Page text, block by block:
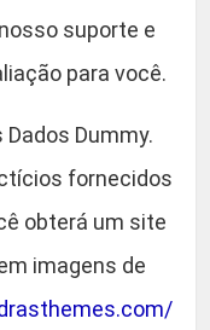
suporte e
para você.
Dummy.
fornecidos
obterá um site
imagens de